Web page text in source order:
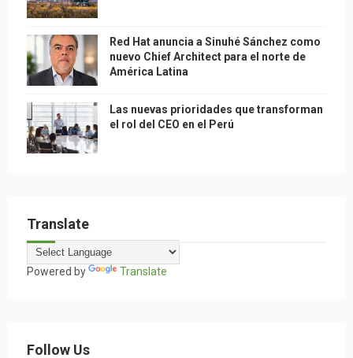
Red Hat anuncia a Sinuhé Sánchez como
nuevo Chief Architect para el norte de
América Latina
Las nuevas prioridades que transforman
el rol del CEO en el Perú
Translate
Powered by Translate
Follow Us